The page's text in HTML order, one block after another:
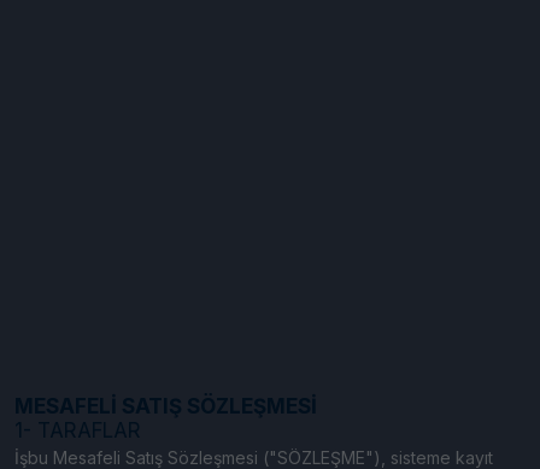
MESAFELİ SATIŞ SÖZLEŞMESİ
1- TARAFLAR
İşbu Mesafeli Satış Sözleşmesi ("SÖZLEŞME"), sisteme kayıt